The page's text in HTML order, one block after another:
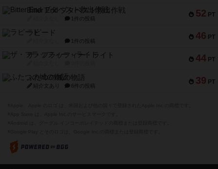
52 PT
Bitter End ブタペスト救出作戦
1件の投稿
46 PT
ラピード
1件の投稿
44 PT
ザ・フラッフィー・ライト
39 PT
ふたつの城の物語
紹介文あり 6件の投稿